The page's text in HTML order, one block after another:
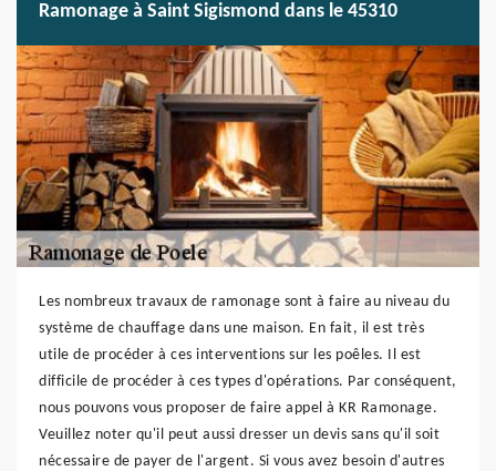
Ramonage à Saint Sigismond dans le 45310
Les nombreux travaux de ramonage sont à faire au niveau du
système de chauffage dans une maison. En fait, il est très
utile de procéder à ces interventions sur les poêles. Il est
difficile de procéder à ces types d'opérations. Par conséquent,
nous pouvons vous proposer de faire appel à KR Ramonage.
Veuillez noter qu'il peut aussi dresser un devis sans qu'il soit
nécessaire de payer de l'argent. Si vous avez besoin d'autres